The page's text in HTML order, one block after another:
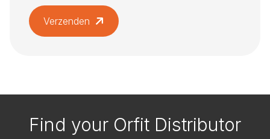
Verzenden
Find your Orfit Distributor